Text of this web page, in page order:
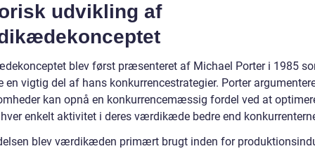
udvikling af
blev først præsenteret af Michael Porter i 1985
en vigtig del af hans konkurrencestrategier. Porter
kan opnå en konkurrencemæssig fordel ved at
enkelt aktivitet i deres værdikæde bedre end
blev værdikæden primært brugt inden for